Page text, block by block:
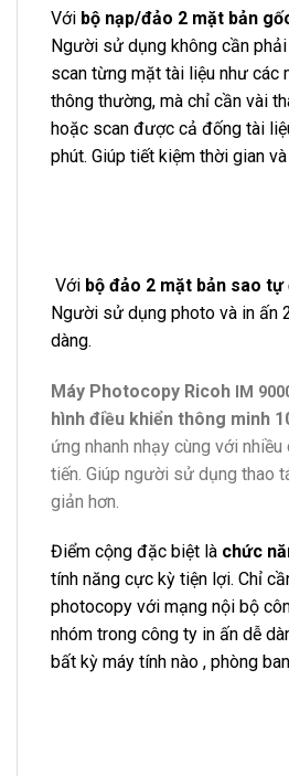
Với bộ nạp/đảo 2 mặt bản
Người sử dụng không cần
scan từng mặt tài liệu như các
thông thường, mà chỉ cần vài
hoặc scan được cả đống tài
phút. Giúp tiết kiệm thời gian
Với bộ đảo 2 mặt bản sao tự
Người sử dụng photo và in ấn
dàng.
Máy Photocopy Ricoh IM
hình điều khiển thông minh
ứng nhanh nhạy cùng với
tiến. Giúp người sử dụng thao
giản hơn.
Điểm cộng đặc biệt là chức
tính năng cực kỳ tiện lợi. Chỉ
photocopy với mạng nội bộ
nhóm trong công ty in ấn dễ
bất kỳ máy tính nào , phòng